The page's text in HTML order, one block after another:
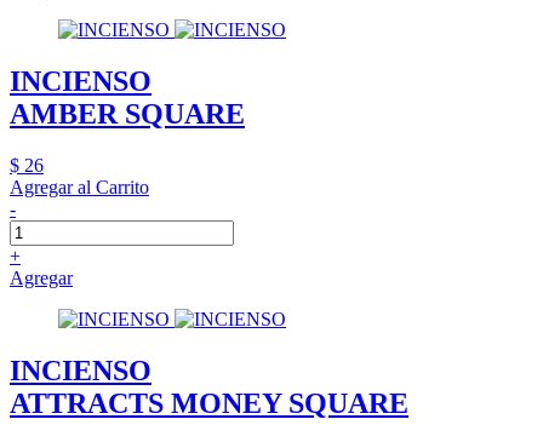
INCIENSO
AMBER SQUARE
$ 26
Agregar al Carrito
-
+
Agregar
INCIENSO
ATTRACTS MONEY SQUARE